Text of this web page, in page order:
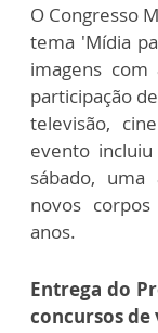
O Congresso
tema 'Mídia
imagens
participação
televisão,
evento
sábado,
novos
anos.
Entrega do
concursos